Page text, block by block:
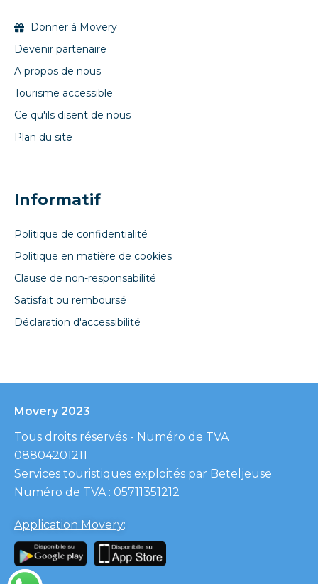
Donner à Movery
Devenir partenaire
A propos de nous
Tourisme accessible
Ce qu'ils disent de nous
Plan du site
Informatif
Politique de confidentialité
Politique en matière de cookies
Clause de non-responsabilité
Satisfait ou remboursé
Déclaration d'accessibilité
Movery 2023
Tous droits réservés - Numéro de TVA
08804201211
Services touristiques exploités par Beteljeuse
Numéro de TVA : 05711351212
Application Movery: